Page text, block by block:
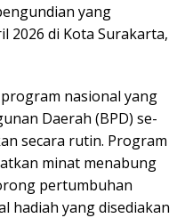
yang
2026 di Kota Surakarta,
nasional yang
Daerah (BPD) se-
secara rutin. Program
minat menabung
pertumbuhan
hadiah yang disediakan